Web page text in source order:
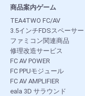
商品案内ゲーム
TEA4TWO FC/AV
3.5インチFDSスペーサー
ファミコン関連商品
修理改造サービス
FC AV POWER
FC PPUモジュール
FC AV AMPLIFIER
eala 3D サラウンド